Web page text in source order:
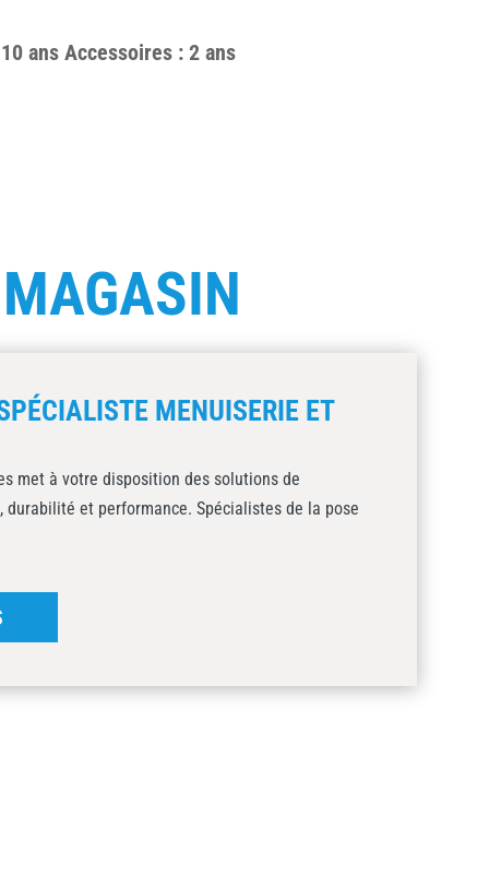
ans Accessoires : 2 ans
MAGASIN
MENUISERIE ET
met à votre disposition des solutions de
et performance. Spécialistes de la pose